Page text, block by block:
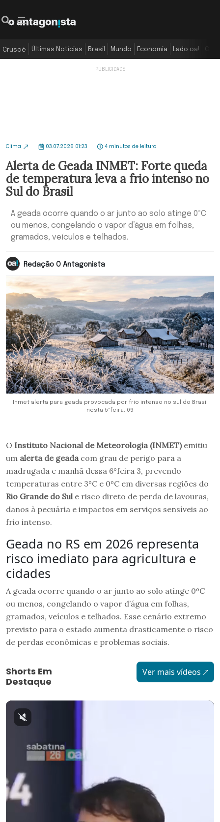
Crusoé Últimas Notícias Brasil Mundo Economia Lado oa!
Clima 03.07.2026 01:23 4 minutos de leitura
Alerta de Geada INMET: Forte queda
de temperatura leva a frio intenso no
Sul do Brasil
A geada ocorre quando o ar junto ao solo atinge 0ºC
ou menos, congelando o vapor d’água em folhas,
gramados, veículos e telhados.
Redação O Antagonista
Inmet alerta para geada provocada por frio intenso no sul do Brasil
nesta 5°feira, 09
O Instituto Nacional de Meteorologia (INMET)emitiu
um alerta de geada com grau de perigo para a
madrugada e manhã dessa 6°feira 3, prevendo
temperaturas entre 3ºC e 0ºC em diversas regiões do
Rio Grande do Sul e risco direto de perda de lavouras,
danos à pecuária e impactos em serviços sensíveis ao
frio intenso.
Geada no RS em 2026 representa
risco imediato para agricultura e
cidades
A geada ocorre quando o ar junto ao solo atinge 0ºC
ou menos, congelando o vapor d’água em folhas,
gramados, veículos e telhados. Esse cenário extremo
previsto para o estado aumenta drasticamente o risco
de perdas econômicas e problemas sociais.
Shorts Em
Destaque
Ver mais vídeos